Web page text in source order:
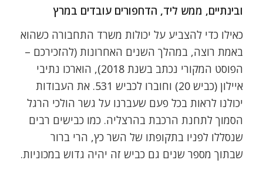
ובינתיים, ממש ליד, הדחפורים עובדים במרץ
כאילו כדי להצביע על יכולות משרד התחבורה כשהוא
באמת רוצה, במהלך השנים האחרונות (להזכירכם –
הפוסט המקורי נכתב בשנת 2018), הוארכו נתיבי
איילון (כביש 20) וחוברו לכביש 531. את העבודות
יכולנו לראות בכל פעם שעברנו על גשר הולכי הרגל
הסמוך לתחנת הרכבת בהרצליה. כמו כבישים רבים
שנסללו לפניו בתקופתו של השר כץ, הרי ברור
שבתוך מספר שנים גם כביש זה יהיה גדוש במכוניות.